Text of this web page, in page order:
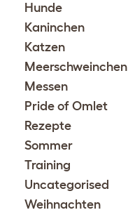
Hunde
Kaninchen
Katzen
Meerschweinchen
Messen
Pride of Omlet
Rezepte
Sommer
Training
Uncategorised
Weihnachten